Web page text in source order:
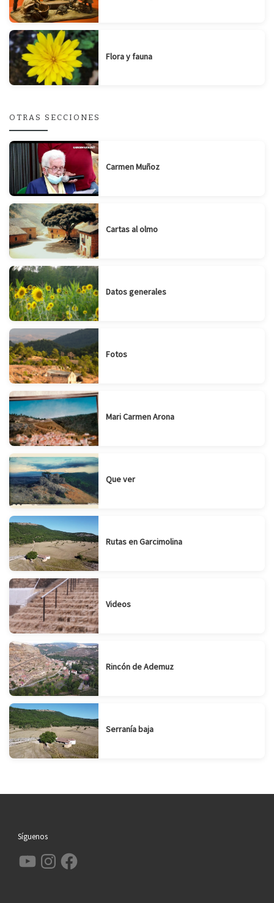
Flora y fauna
OTRAS SECCIONES
Carmen Muñoz
Cartas al olmo
Datos generales
Fotos
Mari Carmen Arona
Que ver
Rutas en Garcimolina
Videos
Rincón de Ademuz
Serranía baja
Síguenos
YouTube InstagramFacebook